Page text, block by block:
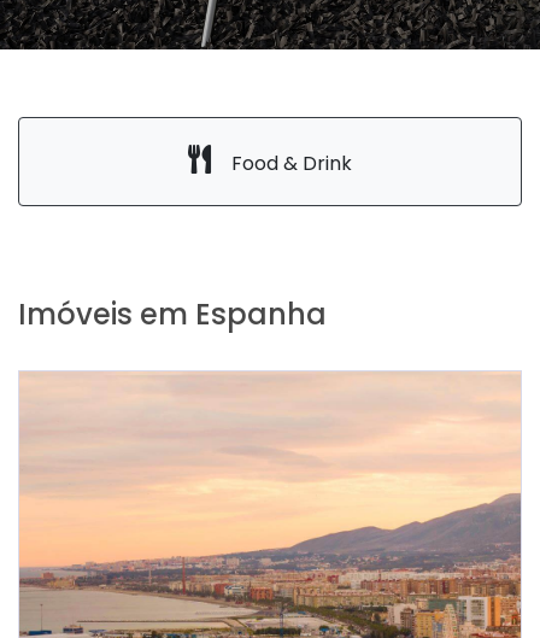
Food & Drink
Imóveis em Espanha